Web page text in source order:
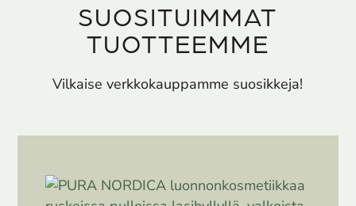
SUOSITUIMMAT
TUOTTEEMME
Vilkaise verkkokauppamme suosikkeja!